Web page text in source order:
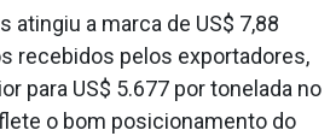
a marca de US$ 7,88
recebidos pelos exportadores,
para US$ 5.677 por tonelada no
o bom posicionamento do